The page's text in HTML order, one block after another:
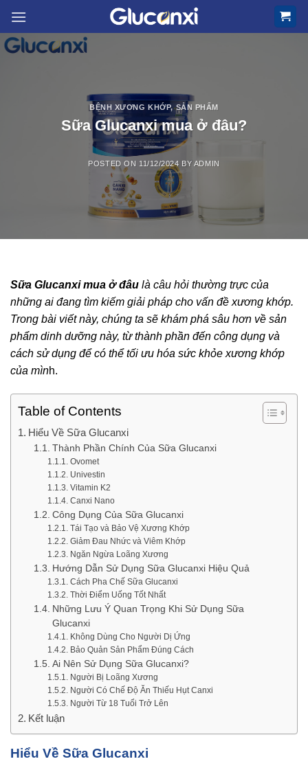
content
BỆNH XƯƠNG KHỚP,SẢN PHẨM
Sữa Glucanxi mua ở đâu?
POSTED ON 11/12/2024 BYADMIN
Sữa Glucanxi mua ở đâu là câu hỏi thường trực của
những ai đang tìm kiếm giải pháp cho vấn đề xương khớp.
Trong bài viết này, chúng ta sẽ khám phá sâu hơn về sản
phẩm dinh dưỡng này, từ thành phần đến công dụng và
cách sử dụng để có thể tối ưu hóa sức khỏe xương khớp
của mình.
Table of Contents
Hiểu Về Sữa Glucanxi
Thành Phần Chính Của Sữa Glucanxi
Ovomet
Univestin
Vitamin K2
Canxi Nano
Công Dụng Của Sữa Glucanxi
Tái Tạo và Bảo Vệ Xương Khớp
Giảm Đau Nhức và Viêm Khớp
Ngăn Ngừa Loãng Xương
Hướng Dẫn Sử Dụng Sữa Glucanxi Hiệu Quả
Cách Pha Chế Sữa Glucanxi
Thời Điểm Uống Tốt Nhất
Những Lưu Ý Quan Trọng Khi Sử Dụng Sữa
Glucanxi
Không Dùng Cho Người Dị Ứng
Bảo Quản Sản Phẩm Đúng Cách
Ai Nên Sử Dụng Sữa Glucanxi?
Người Bị Loãng Xương
Người Có Chế Độ Ăn Thiếu Hụt Canxi
Người Từ 18 Tuổi Trở Lên
Kết luận
Hiểu Về Sữa Glucanxi